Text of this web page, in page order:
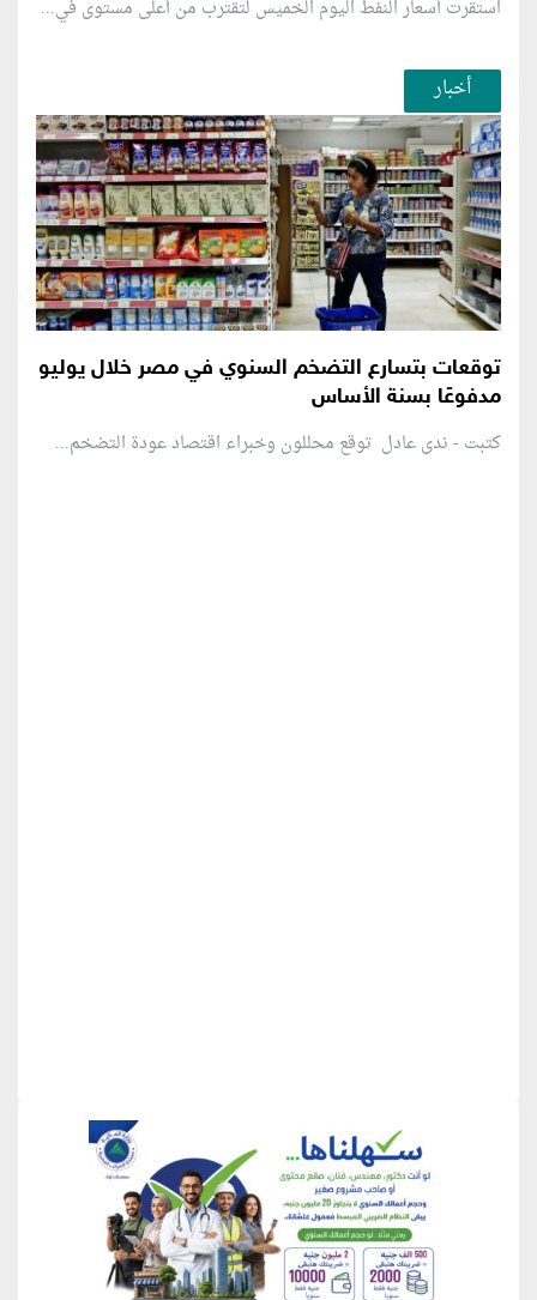
استقرت أسعار النفط اليوم الخميس لتقترب من أعلى مستوى في...
أخبار
توقعات بتسارع التضخم السنوي في مصر خلال يوليو
مدفوعًا بسنة الأساس
كتبت - ندى عادل توقع محللون وخبراء اقتصاد عودة التضخم...
منطقة إعلانية